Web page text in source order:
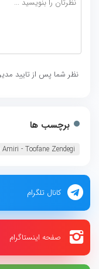
نظر شما پس از تایید
برچسب ها
- Toofane Zendegi
کانال تلگرام
صفحه اینستاگرام